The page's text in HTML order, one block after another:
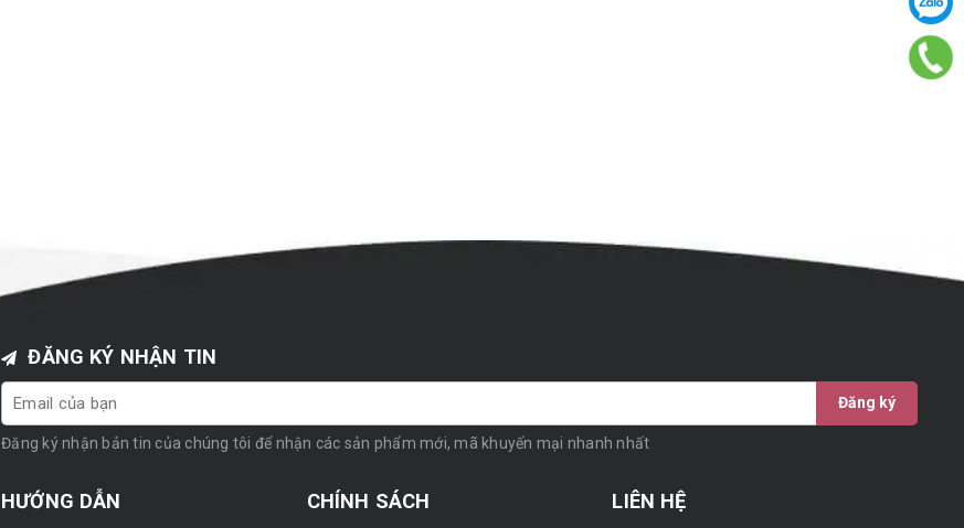
ĐĂNG KÝ NHẬN TIN
Đăng ký
Đăng ký nhận bản tin của chúng tôi để nhận các sản phẩm mới, mã khuyến mại nhanh nhất
HƯỚNG DẪN CHÍNH SÁCH LIÊN HỆ